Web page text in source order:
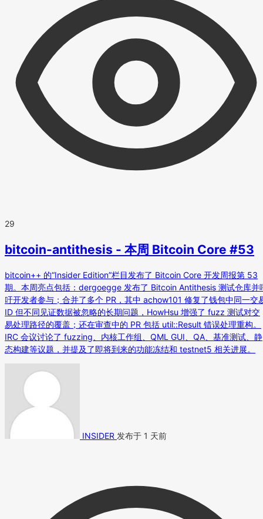
29
bitcoin-antithesis - 本周 Bitcoin Core #53
bitcoin++ 的“Insider Edition”栏目发布了 Bitcoin Core 开发周报第 53
期。本周亮点包括：dergoegge 发布了 Bitcoin Antithesis 测试仓库并
吁开发者参与；合并了多个 PR，其中 achow101 修复了钱包中同一交
ID 但不同见证数据被忽略的长期问题，HowHsu 增强了 fuzz 测试对交
易处理路径的覆盖；还在审查中的 PR 包括 util::Result 错误处理重构。
IRC 会议讨论了 fuzzing、内核工作组、QML GUI、QA、基准测试、静
态构建等议题，并提及了即将到来的功能冻结和 testnet5 相关进展。
INSIDER 发布于 1 天前